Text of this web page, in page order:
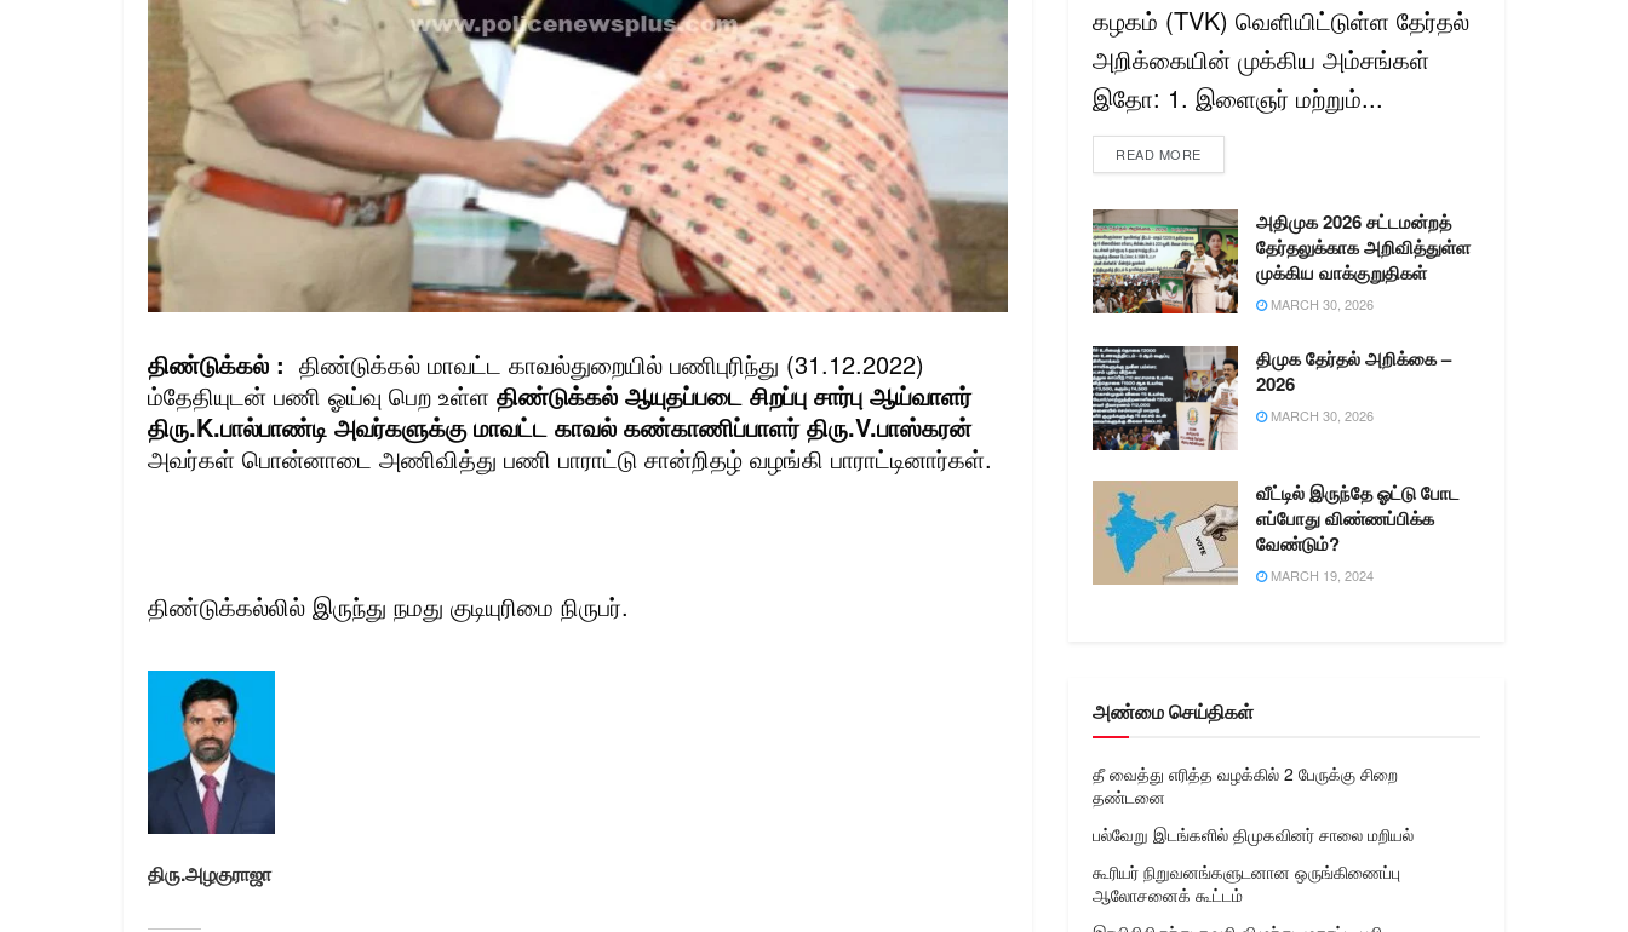
திண்டுக்கல் : திண்டுக்கல் மாவட்ட காவல்துறையில் பணிபுரிந்து (31.12.2022)
ம்தேதியுடன் பணி ஓய்வு பெற உள்ள திண்டுக்கல் ஆயுதப்படை சிறப்பு சார்பு ஆய்வாளர்
திரு.K.பால்பாண்டி அவர்களுக்கு மாவட்ட காவல் கண்காணிப்பாளர் திரு.V.பாஸ்கரன்
அவர்கள் பொன்னாடை அணிவித்து பணி பாராட்டு சான்றிதழ் வழங்கி பாராட்டினார்கள்.
திண்டுக்கல்லில் இருந்து நமது குடியுரிமை நிருபர்.
திரு.அழகுராஜா
கழகம் (TVK) வெளியிட்டுள்ள தேர்தல்
அறிக்கையின் முக்கிய அம்சங்கள்
இதோ: 1. இளைஞர் மற்றும்...
READ MORE
அதிமுக 2026 சட்டமன்றத்
தேர்தலுக்காக அறிவித்துள்ள
முக்கிய வாக்குறுதிகள்
MARCH 30, 2026
திமுக தேர்தல் அறிக்கை –
2026
MARCH 30, 2026
வீட்டில் இருந்தே ஓட்டு போட
எப்போது விண்ணப்பிக்க
வேண்டும்?
MARCH 19, 2024
அண்மை செய்திகள்
தீ வைத்து எரித்த வழக்கில் 2 பேருக்கு சிறை
தண்டனை
பல்வேறு இடங்களில் திமுகவினர் சாலை மறியல்
கூரியர் நிறுவனங்களுடனான ஒருங்கிணைப்பு
ஆலோசனைக் கூட்டம்